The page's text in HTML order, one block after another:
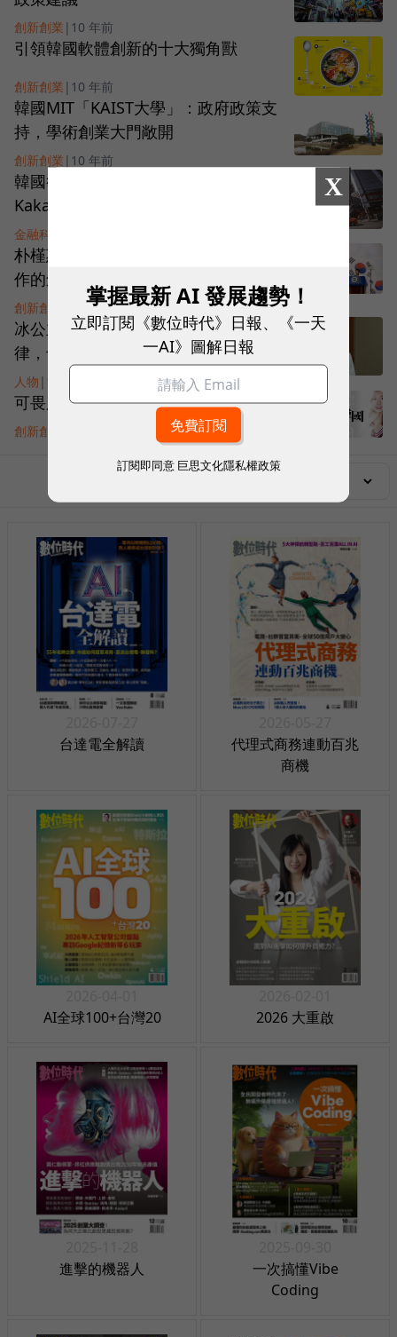
創新創業 | 10 年前
引領韓國軟體創新的十大獨角獸
創新創業 | 10 年前
韓國MIT「KAIST大學」：政府政策支
持，學術創業大門敞開
創新創業 | 10 年前
韓國行動社交服務之王：Daum
Kakao
金融科技
朴槿惠的韓國經濟哲學：如太陽系運
作的創造型經濟模式
創新創業 10 年前
冰公主朴槿惠：不廢除不適用的法
律，也是犯罪行為
人物 | 10 年前
可畏又可敬的競爭對手──雙面韓國
創新創業
台達電全解讀
代理式商務連動百兆
商機
AI全球100+台灣20
2026 大重啟
進擊的機器人
一次搞懂Vibe
Coding
X
掌握最新 AI 發展趨勢！
立即訂閱《數位時代》日報、《一天
一AI》圖解日報
訂閱即同意 巨思文化隱私權政策